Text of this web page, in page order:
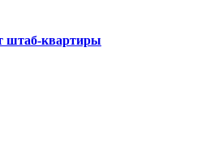
штаб-квартиры